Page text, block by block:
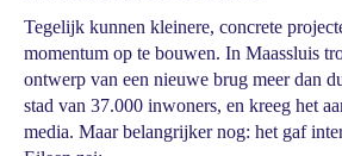
Tegelijk kunnen kleinere, concrete
momentum op te bouwen. In Maassluis
ontwerp van een nieuwe brug meer dan
stad van 37.000 inwoners, en kreeg het
media. Maar belangrijker nog: het gaf